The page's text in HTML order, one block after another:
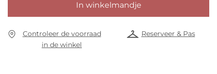
In winkelmandje
Controleer de voorraad
in de winkel
Reserveer & Pas